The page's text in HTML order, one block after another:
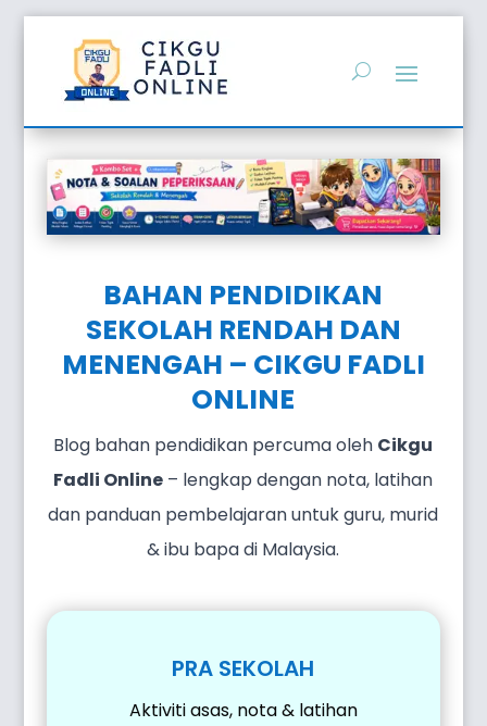
BAHAN PENDIDIKAN
SEKOLAH RENDAH DAN
MENENGAH – CIKGU FADLI
ONLINE
Blog bahan pendidikan percuma oleh Cikgu
Fadli Online – lengkap dengan nota, latihan
dan panduan pembelajaran untuk guru, murid
& ibu bapa di Malaysia.
PRA SEKOLAH
Aktiviti asas, nota & latihan